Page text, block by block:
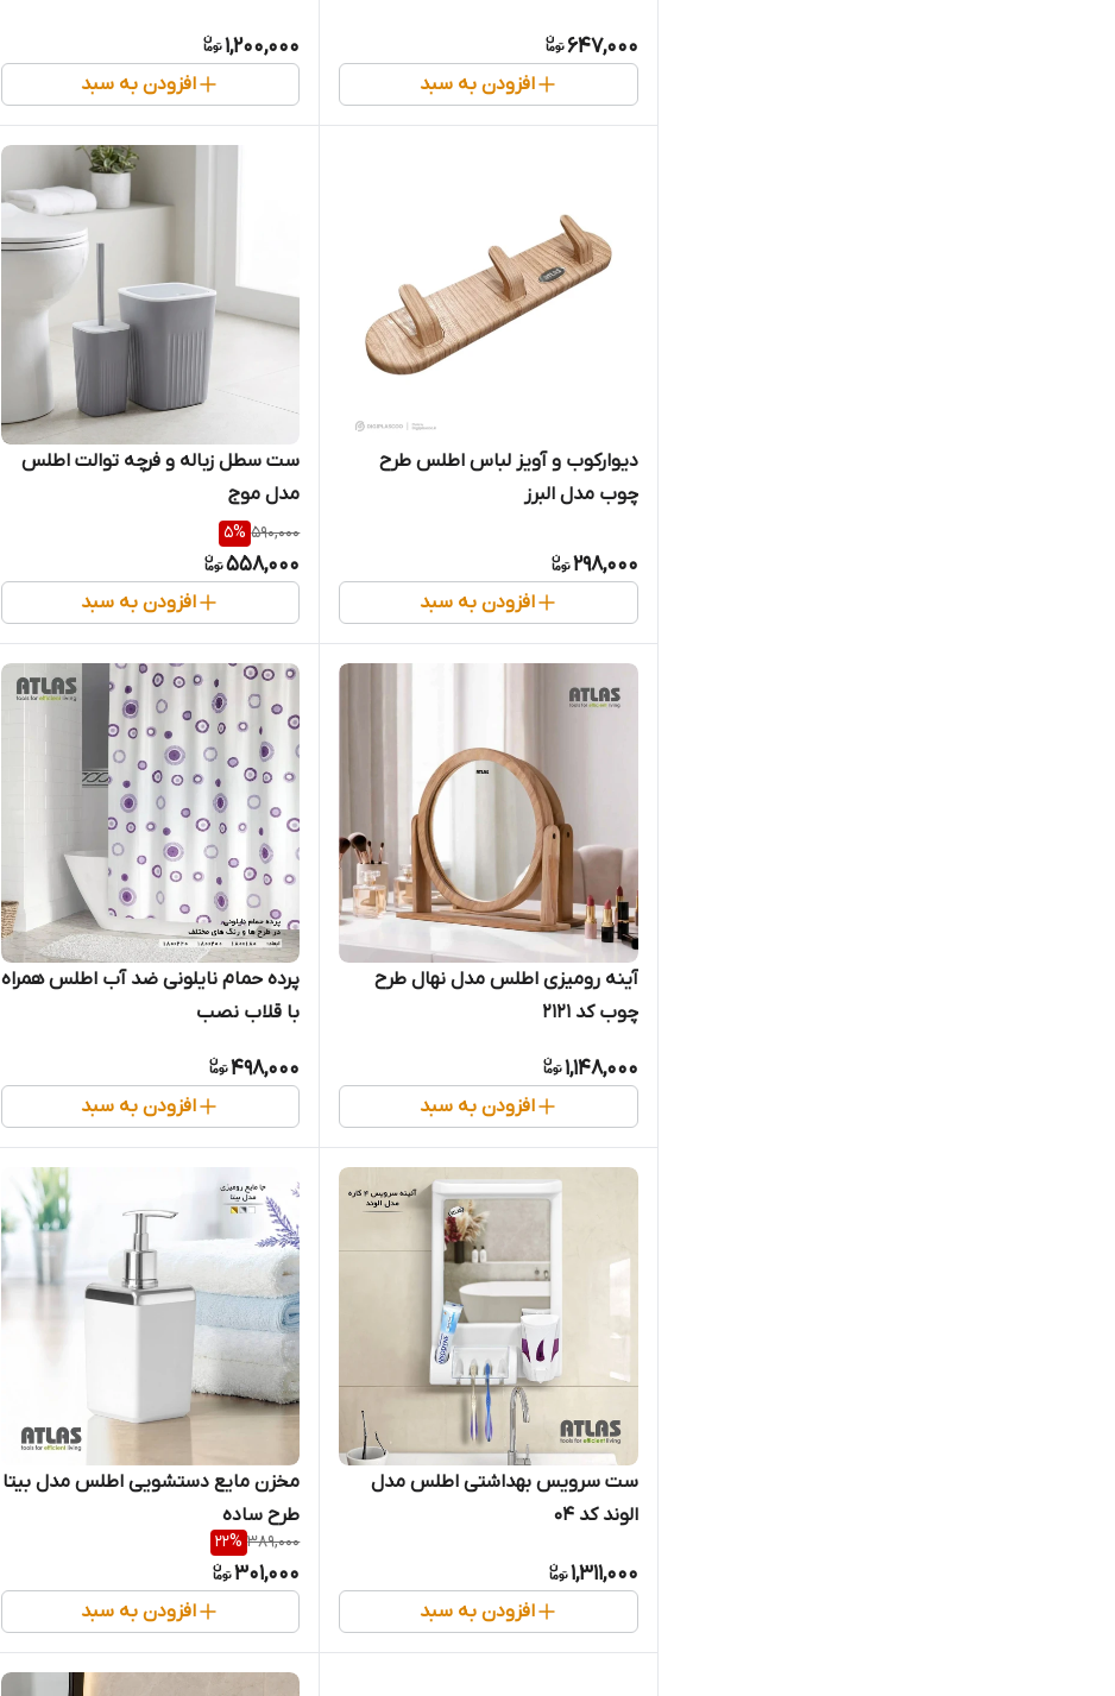
647,000
افزودن به سبد
1,200,000
افزودن به سبد
دیوارکوب و آویز لباس اطلس طرح
چوب مدل البرز
298,000
افزودن به سبد
ست سطل زباله و فرچه توالت اطلس
مدل موج
590,000
5%
558,000
افزودن به سبد
آینه رومیزی اطلس مدل نهال طرح
چوب کد 2121
1,148,000
افزودن به سبد
پرده حمام نایلونی ضد آب اطلس همراه
با قلاب نصب
498,000
افزودن به سبد
ست سرویس بهداشتی اطلس مدل
الوند کد 04
1,311,000
افزودن به سبد
مخزن مایع دستشویی اطلس مدل بیتا
طرح ساده
389,000
22%
301,000
افزودن به سبد